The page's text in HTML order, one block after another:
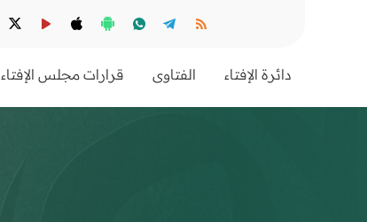
دائرة الإفتاء الفتاوى قرارات مجلس الإفتاء